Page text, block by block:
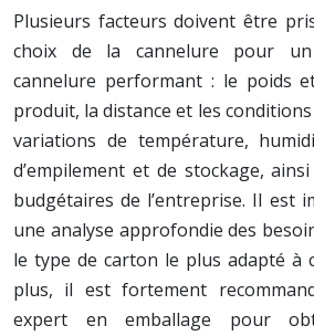
Plusieurs facteurs doivent être
choix de la cannelure pour un
cannelure performant : le poids
produit, la distance et les
variations de température,
d’empilement et de stockage,
budgétaires de l’entreprise. Il est
une analyse approfondie des
le type de carton le plus adapté à
plus, il est fortement
expert en emballage pour